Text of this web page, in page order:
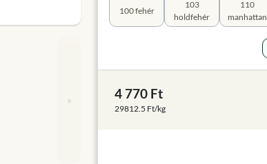
»
100 fehér
103
holdfehér
110
manhattan
4 770 Ft
29812.5 Ft/kg